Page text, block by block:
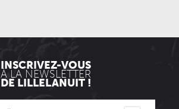
INSCRIVEZ-VOUS
À LA NEWSLETTER
DE LILLELANUIT !